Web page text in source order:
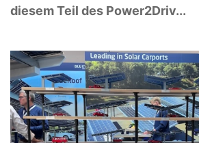
diesem Teil des Power2Driv...